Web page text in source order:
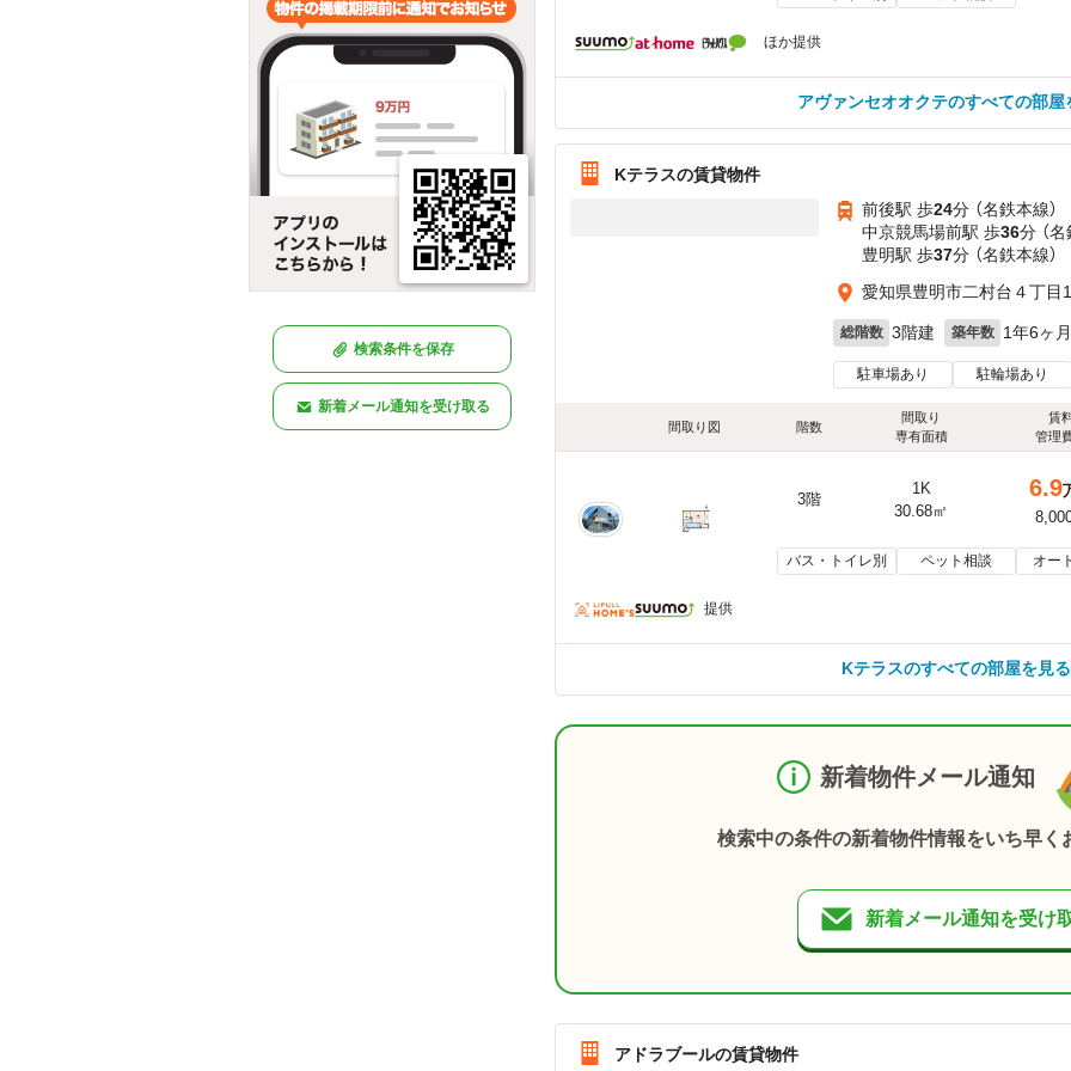
検索条件を保存
新着メール通知を受け取る
ほか提供
アヴァンセオオクテのすべての部屋
Kテラスの賃貸物件
前後駅 歩24分 （名鉄本線）
中京競馬場前駅 歩36分 （名
豊明駅 歩37分 （名鉄本線）
愛知県豊明市二村台４丁目
総階数 3階建 築年数 1年6ヶ月
駐車場あり 駐輪場あり
間取り図 階数
間取り
専有面積
賃
管理
3階
1K
30.68㎡
6.9
バス・トイレ別 ペット相談 オー
提供
Kテラスのすべての部屋を見る
新着物件メール通知
検索中の条件の新着物件情報をいち早く
新着メール通知を受け
アドラブールの賃貸物件